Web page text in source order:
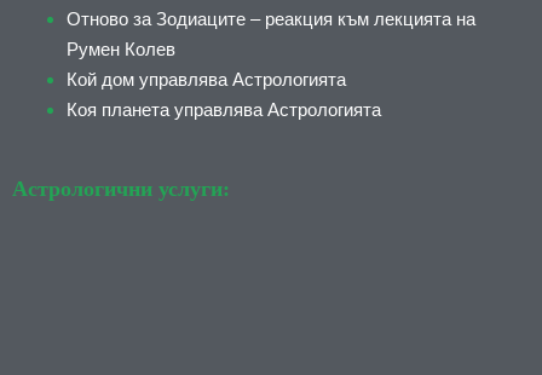
Отново за Зодиаците – реакция към лекцията на
Румен Колев
Кой дом управлява Астрологията
Коя планета управлява Астрологията
Астрологични услуги: